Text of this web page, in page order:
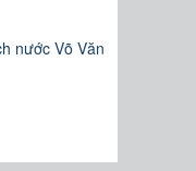
nước Võ Văn